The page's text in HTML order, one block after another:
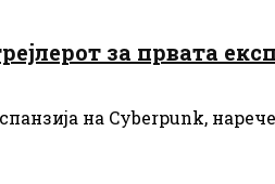
за првата
на Cyberpunk,